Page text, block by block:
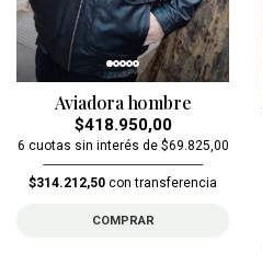
Aviadora hombre
$418.950,00
6 cuotas sin interés de $69.825,00
$314.212,50 con transferencia
COMPRAR